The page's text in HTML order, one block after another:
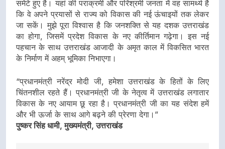
समेटे हुए है। यहां की पराक्रमी और परिश्रमी जनता में वह सामर्थ्य है
कि वे अपने प्रयासों से राज्य को विकास की नई ऊंचाइयों तक लेकर
जा सकें। मुझे पूरा विश्वास है कि जनशक्ति से यह दशक उत्तराखंड
का होगा, जिसमें प्रदेश विकास के नए कीर्तिमान गढ़ेगा। इस नई
पहचान के साथ उत्तराखंड आजादी के अमृत काल में विकसित भारत
के निर्माण में अहम् भूमिका निभाएगा।
“प्रधानमंत्री नरेंद्र मोदी जी, हमेशा उत्तराखंड के हितों के लिए
चिंतनशील रहते हैं। प्रधानमंत्री जी के नेतृत्व में उत्तराखंड लगातार
विकास के नए आयाम छू रहा है। प्रधानमंत्री जी का यह संदेश हमें
और भी ऊर्जा के साथ आगे बढ़ने की प्रेरणा देगा।”
पुष्कर सिंह धामी, मुख्यमंत्री, उत्तराखंड